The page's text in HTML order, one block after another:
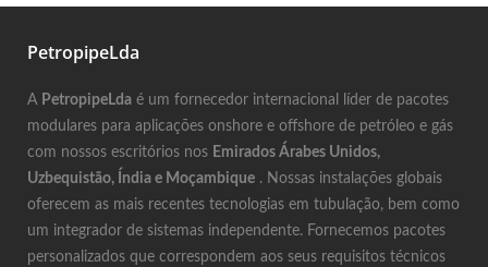
PetropipeLda
A PetropipeLda é um fornecedor internacional líder de pacotes
modulares para aplicações onshore e offshore de petróleo e gás
com nossos escritórios nos Emirados Árabes Unidos,
Uzbequistão, Índia e Moçambique . Nossas instalações globais
oferecem as mais recentes tecnologias em tubulação, bem como
um integrador de sistemas independente. Fornecemos pacotes
personalizados que correspondem aos seus requisitos técnicos